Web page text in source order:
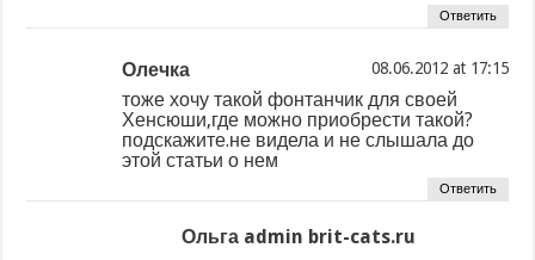
Ответить
Олечка at
тоже хочу такой фонтанчик для своей
Хенсюши,где можно приобрести такой?
подскажите.не видела и не слышала до
этой статьи о нем
Ответить
Ольга admin brit-cats.ru